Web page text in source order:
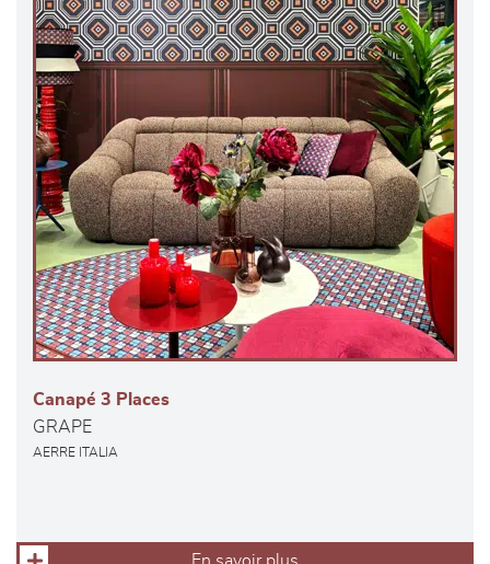
Canapé 3 Places
GRAPE
AERRE ITALIA